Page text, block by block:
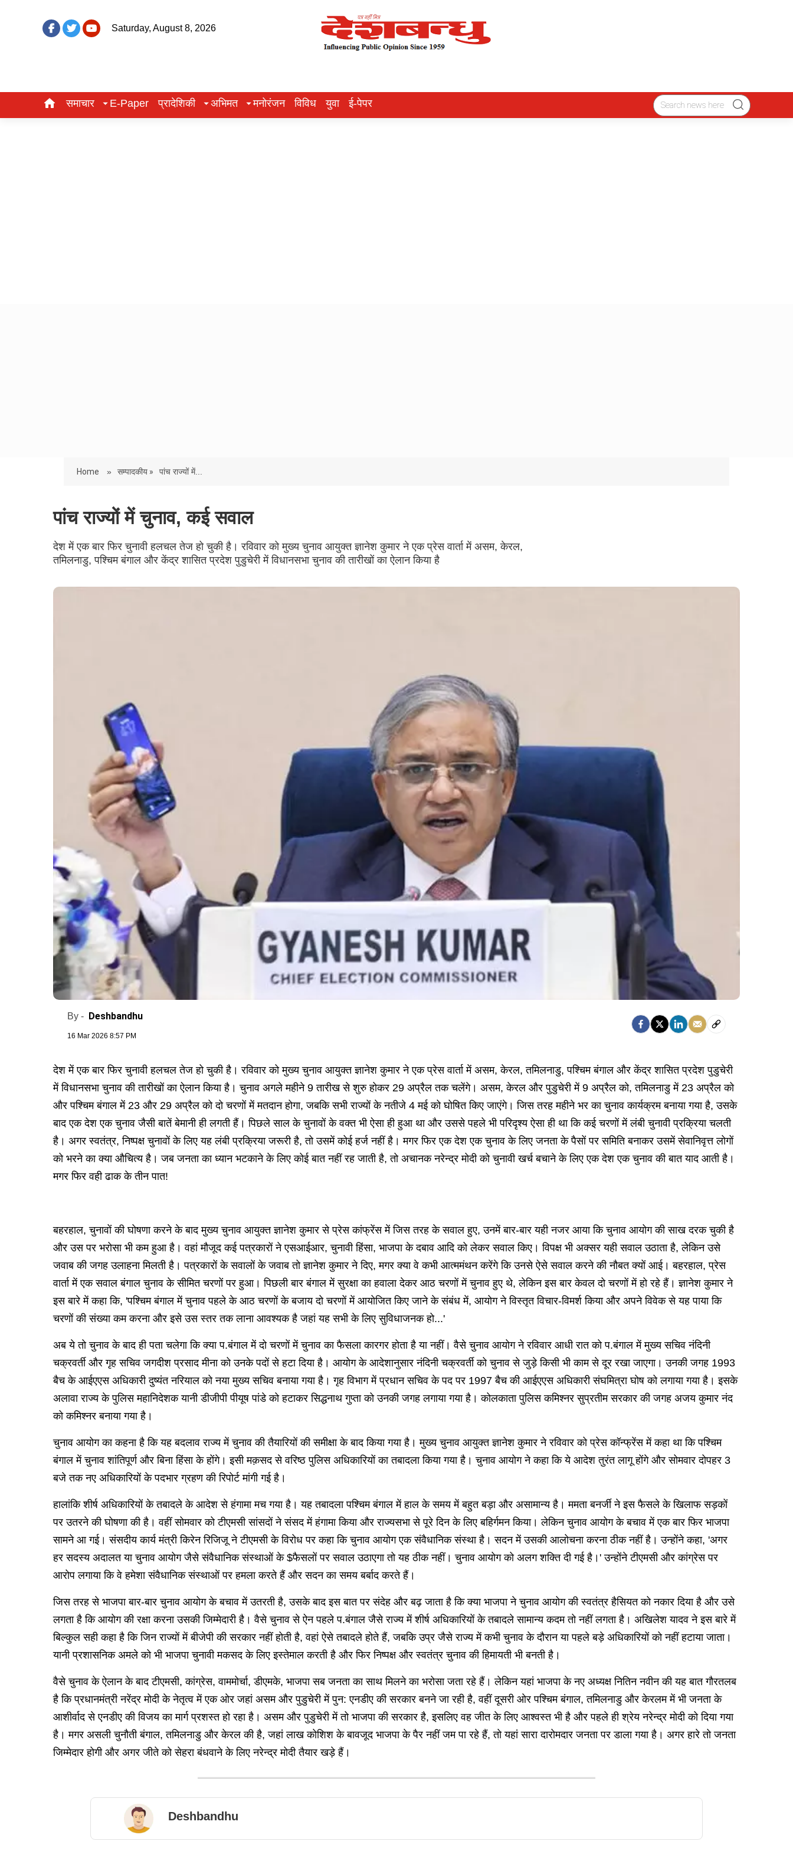
Saturday, August 8, 2026
समाचार E-Paper प्रादेशिकी अभिमत मनोरंजन विविध युवा ई-पेपर
Home » सम्पादकीय » पांच राज्यों में...
पांच राज्यों में चुनाव, कई सवाल
देश में एक बार फिर चुनावी हलचल तेज हो चुकी है। रविवार को मुख्य चुनाव आयुक्त ज्ञानेश कुमार ने एक प्रेस वार्ता में असम, केरल,
तमिलनाडु, पश्चिम बंगाल और केंद्र शासित प्रदेश पुडुचेरी में विधानसभा चुनाव की तारीखों का ऐलान किया है
By - Deshbandhu
16 Mar 2026 8:57 PM
देश में एक बार फिर चुनावी हलचल तेज हो चुकी है। रविवार को मुख्य चुनाव आयुक्त ज्ञानेश कुमार ने एक प्रेस वार्ता में असम, केरल, तमिलनाडु, पश्चिम बंगाल और केंद्र शासित प्रदेश पुडुचेरी
में विधानसभा चुनाव की तारीखों का ऐलान किया है। चुनाव अगले महीने 9 तारीख से शुरु होकर 29 अप्रैल तक चलेंगे। असम, केरल और पुडुचेरी में 9 अप्रैल को, तमिलनाडु में 23 अप्रैल को
और पश्चिम बंगाल में 23 और 29 अप्रैल को दो चरणों में मतदान होगा, जबकि सभी राज्यों के नतीजे 4 मई को घोषित किए जाएंगे। जिस तरह महीने भर का चुनाव कार्यक्रम बनाया गया है, उसके
बाद एक देश एक चुनाव जैसी बातें बेमानी ही लगती हैं। पिछले साल के चुनावों के वक्त भी ऐसा ही हुआ था और उससे पहले भी परिदृश्य ऐसा ही था कि कई चरणों में लंबी चुनावी प्रक्रिया चलती
है। अगर स्वतंत्र, निष्पक्ष चुनावों के लिए यह लंबी प्रक्रिया जरूरी है, तो उसमें कोई हर्ज नहीं है। मगर फिर एक देश एक चुनाव के लिए जनता के पैसों पर समिति बनाकर उसमें सेवानिवृत्त लोगों
को भरने का क्या औचित्य है। जब जनता का ध्यान भटकाने के लिए कोई बात नहीं रह जाती है, तो अचानक नरेन्द्र मोदी को चुनावी खर्च बचाने के लिए एक देश एक चुनाव की बात याद आती है।
मगर फिर वही ढाक के तीन पात!
बहरहाल, चुनावों की घोषणा करने के बाद मुख्य चुनाव आयुक्त ज्ञानेश कुमार से प्रेस कांफ्रेंस में जिस तरह के सवाल हुए, उनमें बार-बार यही नजर आया कि चुनाव आयोग की साख दरक चुकी है
और उस पर भरोसा भी कम हुआ है। वहां मौजूद कई पत्रकारों ने एसआईआर, चुनावी हिंसा, भाजपा के दबाव आदि को लेकर सवाल किए। विपक्ष भी अक्सर यही सवाल उठाता है, लेकिन उसे
जवाब की जगह उलाहना मिलती है। पत्रकारों के सवालों के जवाब तो ज्ञानेश कुमार ने दिए, मगर क्या वे कभी आत्ममंथन करेंगे कि उनसे ऐसे सवाल करने की नौबत क्यों आई। बहरहाल, प्रेस
वार्ता में एक सवाल बंगाल चुनाव के सीमित चरणों पर हुआ। पिछली बार बंगाल में सुरक्षा का हवाला देकर आठ चरणों में चुनाव हुए थे, लेकिन इस बार केवल दो चरणों में हो रहे हैं। ज्ञानेश कुमार ने
इस बारे में कहा कि, 'पश्चिम बंगाल में चुनाव पहले के आठ चरणों के बजाय दो चरणों में आयोजित किए जाने के संबंध में, आयोग ने विस्तृत विचार-विमर्श किया और अपने विवेक से यह पाया कि
चरणों की संख्या कम करना और इसे उस स्तर तक लाना आवश्यक है जहां यह सभी के लिए सुविधाजनक हो...'
अब ये तो चुनाव के बाद ही पता चलेगा कि क्या प.बंगाल में दो चरणों में चुनाव का फैसला कारगर होता है या नहीं। वैसे चुनाव आयोग ने रविवार आधी रात को प.बंगाल में मुख्य सचिव नंदिनी
चक्रवर्ती और गृह सचिव जगदीश प्रसाद मीना को उनके पदों से हटा दिया है। आयोग के आदेशानुसार नंदिनी चक्रवर्ती को चुनाव से जुड़े किसी भी काम से दूर रखा जाएगा। उनकी जगह 1993
बैच के आईएएस अधिकारी दुष्यंत नरियाल को नया मुख्य सचिव बनाया गया है। गृह विभाग में प्रधान सचिव के पद पर 1997 बैच की आईएएस अधिकारी संघमित्रा घोष को लगाया गया है। इसके
अलावा राज्य के पुलिस महानिदेशक यानी डीजीपी पीयूष पांडे को हटाकर सिद्धनाथ गुप्ता को उनकी जगह लगाया गया है। कोलकाता पुलिस कमिश्नर सुप्रतीम सरकार की जगह अजय कुमार नंद
को कमिश्नर बनाया गया है।
चुनाव आयोग का कहना है कि यह बदलाव राज्य में चुनाव की तैयारियों की समीक्षा के बाद किया गया है। मुख्य चुनाव आयुक्त ज्ञानेश कुमार ने रविवार को प्रेस कॉन्फ्रेंस में कहा था कि पश्चिम
बंगाल में चुनाव शांतिपूर्ण और बिना हिंसा के होंगे। इसी मक़सद से वरिष्ठ पुलिस अधिकारियों का तबादला किया गया है। चुनाव आयोग ने कहा कि ये आदेश तुरंत लागू होंगे और सोमवार दोपहर 3
बजे तक नए अधिकारियों के पदभार ग्रहण की रिपोर्ट मांगी गई है।
हालांकि शीर्ष अधिकारियों के तबादले के आदेश से हंगामा मच गया है। यह तबादला पश्चिम बंगाल में हाल के समय में बहुत बड़ा और असामान्य है। ममता बनर्जी ने इस फैसले के खिलाफ सड़कों
पर उतरने की घोषणा की है। वहीं सोमवार को टीएमसी सांसदों ने संसद में हंगामा किया और राज्यसभा से पूरे दिन के लिए बहिर्गमन किया। लेकिन चुनाव आयोग के बचाव में एक बार फिर भाजपा
सामने आ गई। संसदीय कार्य मंत्री किरेन रिजिजू ने टीएमसी के विरोध पर कहा कि चुनाव आयोग एक संवैधानिक संस्था है। सदन में उसकी आलोचना करना ठीक नहीं है। उन्होंने कहा, 'अगर
हर सदस्य अदालत या चुनाव आयोग जैसे संवैधानिक संस्थाओं के $फैसलों पर सवाल उठाएगा तो यह ठीक नहीं। चुनाव आयोग को अलग शक्ति दी गई है।' उन्होंने टीएमसी और कांग्रेस पर
आरोप लगाया कि वे हमेशा संवैधानिक संस्थाओं पर हमला करते हैं और सदन का समय बर्बाद करते हैं।
जिस तरह से भाजपा बार-बार चुनाव आयोग के बचाव में उतरती है, उसके बाद इस बात पर संदेह और बढ़ जाता है कि क्या भाजपा ने चुनाव आयोग की स्वतंत्र हैसियत को नकार दिया है और उसे
लगता है कि आयोग की रक्षा करना उसकी जिम्मेदारी है। वैसे चुनाव से ऐन पहले प.बंगाल जैसे राज्य में शीर्ष अधिकारियों के तबादले सामान्य कदम तो नहीं लगता है। अखिलेश यादव ने इस बारे में
बिल्कुल सही कहा है कि जिन राज्यों में बीजेपी की सरकार नहीं होती है, वहां ऐसे तबादले होते हैं, जबकि उप्र जैसे राज्य में कभी चुनाव के दौरान या पहले बड़े अधिकारियों को नहीं हटाया जाता।
यानी प्रशासनिक अमले को भी भाजपा चुनावी मकसद के लिए इस्तेमाल करती है और फिर निष्पक्ष और स्वतंत्र चुनाव की हिमायती भी बनती है।
वैसे चुनाव के ऐलान के बाद टीएमसी, कांग्रेस, वाममोर्चा, डीएमके, भाजपा सब जनता का साथ मिलने का भरोसा जता रहे हैं। लेकिन यहां भाजपा के नए अध्यक्ष नितिन नवीन की यह बात गौरतलब
है कि प्रधानमंत्री नरेंद्र मोदी के नेतृत्व में एक ओर जहां असम और पुडुचेरी में पुन: एनडीए की सरकार बनने जा रही है, वहीं दूसरी ओर पश्चिम बंगाल, तमिलनाडु और केरलम में भी जनता के
आशीर्वाद से एनडीए की विजय का मार्ग प्रशस्त हो रहा है। असम और पुडुचेरी में तो भाजपा की सरकार है, इसलिए वह जीत के लिए आश्वस्त भी है और पहले ही श्रेय नरेन्द्र मोदी को दिया गया
है। मगर असली चुनौती बंगाल, तमिलनाडु और केरल की है, जहां लाख कोशिश के बावजूद भाजपा के पैर नहीं जम पा रहे हैं, तो यहां सारा दारोमदार जनता पर डाला गया है। अगर हारे तो जनता
जिम्मेदार होगी और अगर जीते को सेहरा बंधवाने के लिए नरेन्द्र मोदी तैयार खड़े हैं।
Deshbandhu